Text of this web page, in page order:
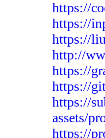
https://
https://
https://
http://
https://
https://
https://
assets/
https://